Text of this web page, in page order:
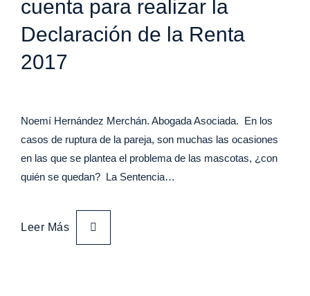
cuenta para realizar la
Declaración de la Renta
2017
Noemí Hernández Merchán. Abogada Asociada. En los
casos de ruptura de la pareja, son muchas las ocasiones
en las que se plantea el problema de las mascotas, ¿con
quién se quedan? La Sentencia…
Leer Más